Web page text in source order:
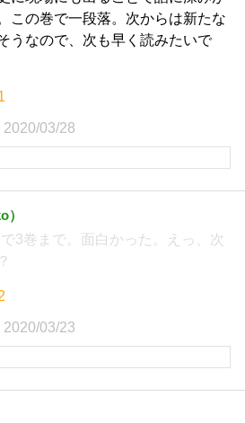
この巻で一段落。次からは新たな
うなので、次も早く読みたいで
2020/03/28
3巻まで。面白かった。えっ、次
2020/03/23